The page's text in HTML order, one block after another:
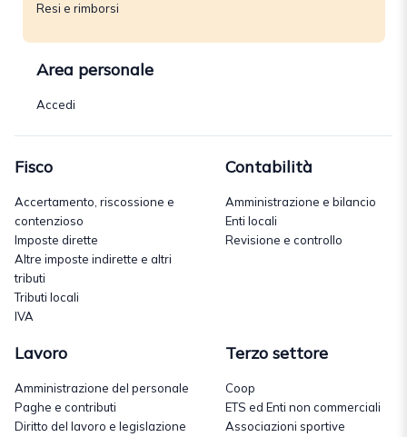
Resi e rimborsi
Area personale
Accedi
Fisco
Accertamento, riscossione e
contenzioso
Imposte dirette
Altre imposte indirette e altri
tributi
Tributi locali
IVA
Contabilità
Amministrazione e bilancio
Enti locali
Revisione e controllo
Lavoro
Amministrazione del personale
Paghe e contributi
Diritto del lavoro e legislazione
Terzo settore
Coop
ETS ed Enti non commerciali
Associazioni sportive